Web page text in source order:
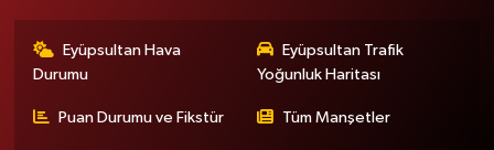
Eyüpsultan Hava
Durumu
Eyüpsultan Trafik
Yoğunluk Haritası
Puan Durumu ve Fikstür Tüm Manşetler